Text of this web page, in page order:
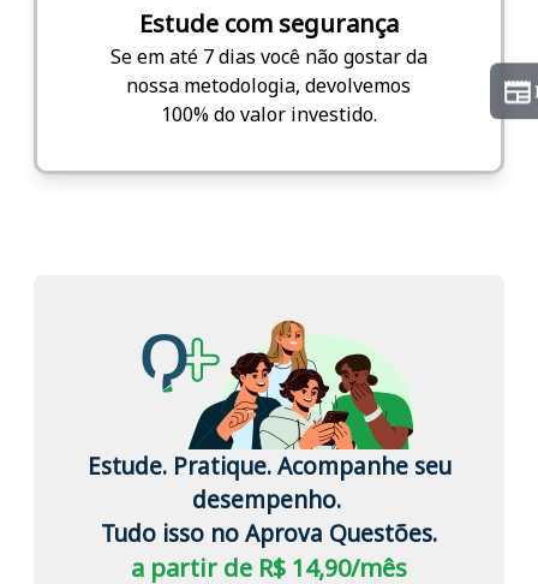
Estude com segurança
Se em até 7 dias você não gostar da
nossa metodologia, devolvemos
100% do valor investido.
Estude. Pratique. Acompanhe seu
desempenho.
Tudo isso no Aprova Questões.
a partir de R$ 14,90/mês